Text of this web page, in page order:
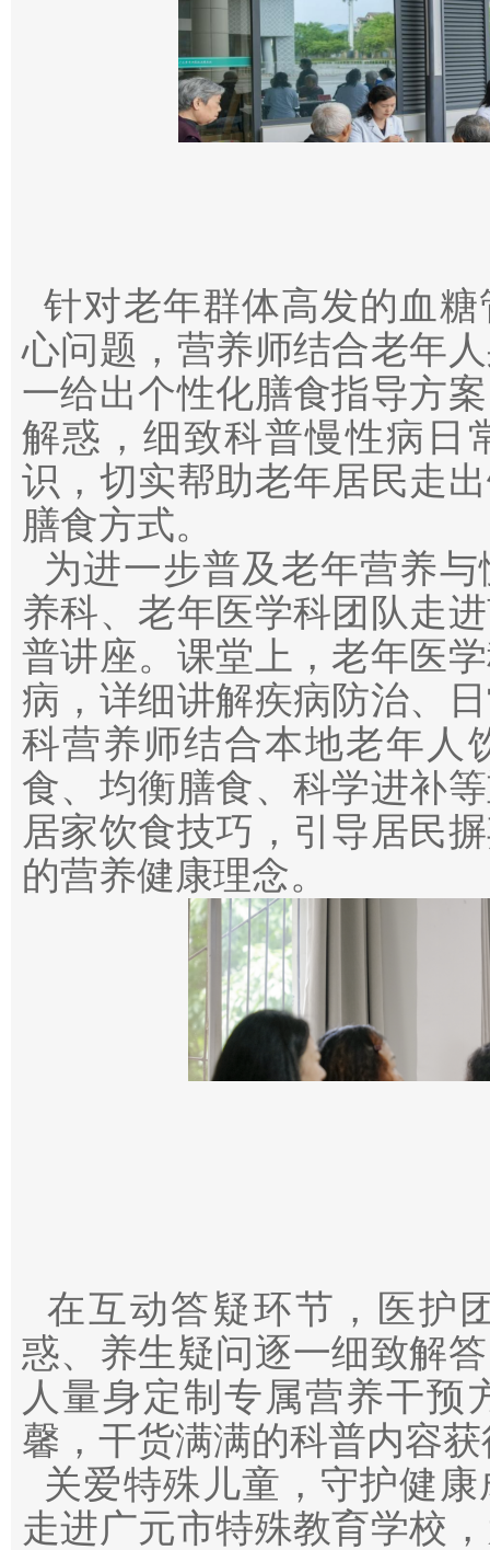
针对老年群体高发的血
心问题，营养师结合老年
一给出个性化膳食指导方
解惑，细致科普慢性病日
识，切实帮助老年居民走
膳食方式。
为进一步普及老年营养
养科、老年医学科团队走
普讲座。课堂上，老年医
病，详细讲解疾病防治、
科营养师结合本地老年人
食、均衡膳食、科学进补
居家饮食技巧，引导居民
的营养健康理念。
在互动答疑环节，医护
惑、养生疑问逐一细致解
人量身定制专属营养干预
馨，干货满满的科普内容
关爱特殊儿童，守护健
走进广元市特殊教育学校